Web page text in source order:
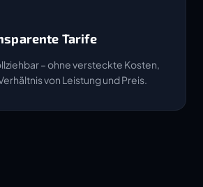
Tarife
– ohne versteckte Kosten,
von Leistung und Preis.